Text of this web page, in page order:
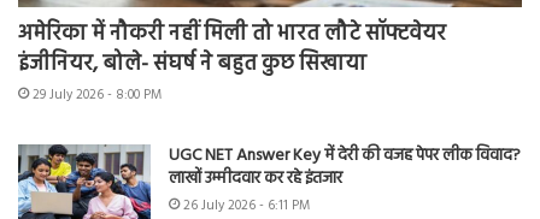
अमेरिका में नौकरी नहीं मिली तो भारत लौटे सॉफ्टवेयर
इंजीनियर, बोले- संघर्ष ने बहुत कुछ सिखाया
29 July 2026 - 8:00 PM
UGC NET Answer Key में देरी की वजह पेपर लीक विवाद?
लाखों उम्मीदवार कर रहे इंतजार
26 July 2026 - 6:11 PM